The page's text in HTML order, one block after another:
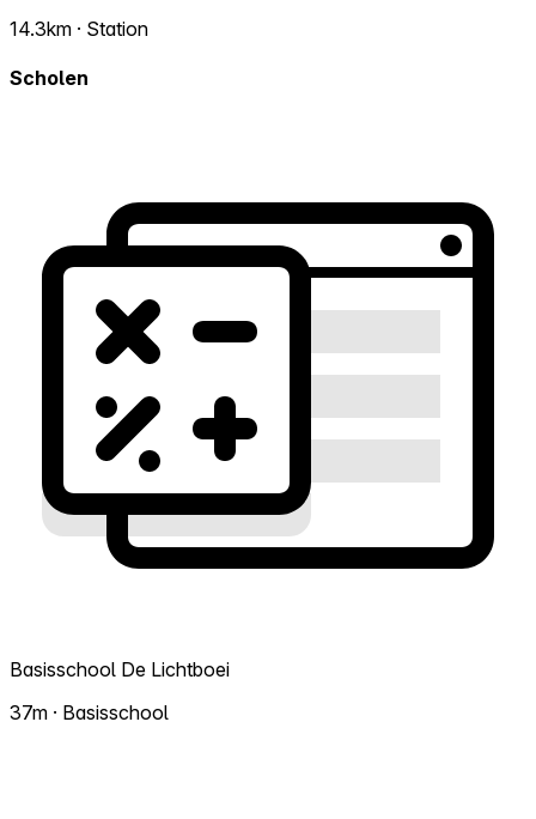
14.3km · Station
Scholen
Basisschool De Lichtboei
37m · Basisschool